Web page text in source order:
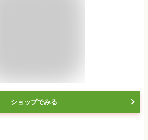
ショップでみる